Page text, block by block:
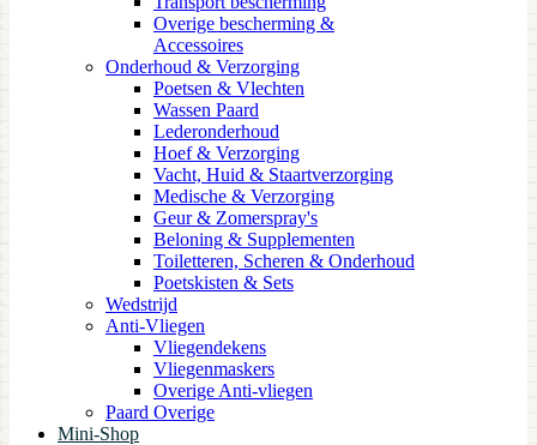
Overige bescherming &
Accessoires
Onderhoud & Verzorging
Poetsen & Vlechten
Wassen Paard
Lederonderhoud
Hoef & Verzorging
Vacht, Huid & Staartverzorging
Medische & Verzorging
Geur & Zomerspray's
Beloning & Supplementen
Toiletteren, Scheren & Onderhoud
Poetskisten & Sets
Wedstrijd
Anti-Vliegen
Vliegendekens
Vliegenmaskers
Overige Anti-vliegen
Paard Overige
Mini-Shop